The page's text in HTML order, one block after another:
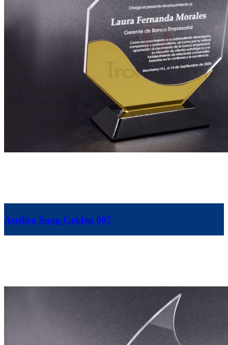
Acrílico Snap Golden 007